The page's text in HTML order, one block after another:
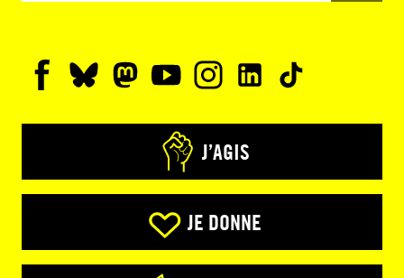
J’AGIS
JE DONNE